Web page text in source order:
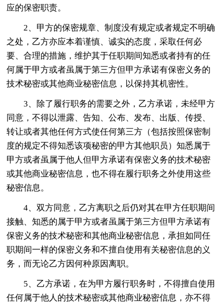
应的保密职责。
2、甲方的保密规章、制度没有规定或者规定不明确
之处，乙方亦应本着谨慎、诚实的态度，采取任何必
要、合理的措施，维护其于任职期间知悉或者持有的任
何属于甲方或者虽属于第三方但甲方承诺有保密义务的
技术秘密或其他商业秘密信息，以保持其机密性。
3、除了履行职务的需要之外，乙方承诺，未经甲方
同意，不得以泄露、告知、公布、发布、出版、传授、
转让或者其他任何方式使任何第三方（包括按照保密制
度的规定不得知悉该项秘密的甲方其他职员）知悉属于
甲方或者虽属于他人但甲方承诺有保密义务的技术秘密
或其他商业秘密信息，也不得在履行职务之外使用这些
秘密信息。
4、双方同意，乙方离职之后仍对其在甲方任职期间
接触、知悉的属于甲方或者虽属于第三方但甲方承诺有
保密义务的技术秘密和其他商业秘密信息，承担如同任
职期间一样的保密义务和不擅自使用有关秘密信息的义
务，而无论乙方因何种原因离职。
5、乙方承诺，在为甲方履行职务时，不得擅自使用
任何属于他人的技术秘密或其他商业秘密信息，亦不得